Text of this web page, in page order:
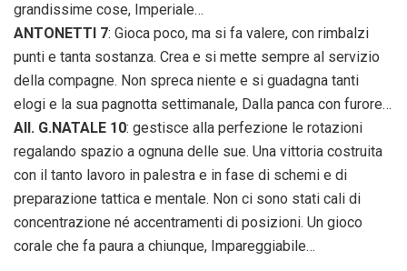
grandissime cose, Imperiale…
ANTONETTI 7: Gioca poco, ma si fa valere, con rimbalzi
punti e tanta sostanza. Crea e si mette sempre al servizio
della compagne. Non spreca niente e si guadagna tanti
elogi e la sua pagnotta settimanale, Dalla panca con furore…
All. G.NATALE 10: gestisce alla perfezione le rotazioni
regalando spazio a ognuna delle sue. Una vittoria costruita
con il tanto lavoro in palestra e in fase di schemi e di
preparazione tattica e mentale. Non ci sono stati cali di
concentrazione né accentramenti di posizioni. Un gioco
corale che fa paura a chiunque, Impareggiabile…